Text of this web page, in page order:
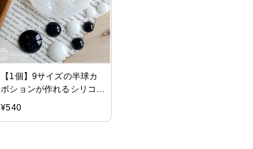
【1個】9サイズの半球カ
ボションが作れるシリコン
モールド 成型/モール
¥540